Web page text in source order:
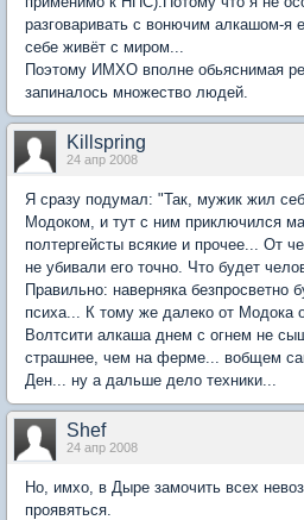
разговаривать с вонючим алкашом-я
себе живёт с миром...
Поэтому ИМХО вполне обьяснимая
запиналось множество людей.
Killspring
24 апр 2008
Я сразу подумал: "Так, мужик жил
Модоком, и тут с ним приключился
полтергейсты всякие и прочее... От
не убивали его точно. Что будет
Правильно: наверняка безпросветно
психа... К тому же далеко от Модока
Волтсити алкаша днем с огнем не
страшнее, чем на ферме... вобщем
Ден... ну а дальше дело техники...
Shef
24 апр 2008
Но, имхо, в Дыре замочить всех
проявяться.